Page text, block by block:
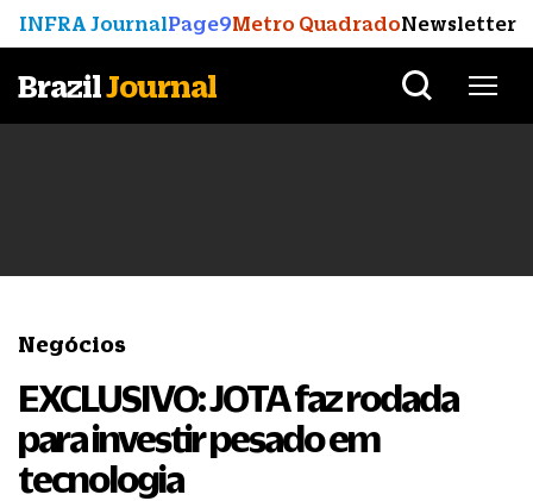
INFRA JournalPage9Metro QuadradoNewsletter
BrazilJournal
Negócios
EXCLUSIVO: JOTA faz rodada
para investir pesado em
tecnologia